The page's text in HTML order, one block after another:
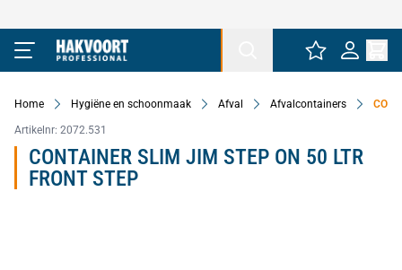
Ga naar de inhoud
Home Hygiëne en schoonmaak Afval Afvalcontainers
Artikelnr: 2072.531
CONTAINER SLIM JIM STEP ON 50 LTR
FRONT STEP